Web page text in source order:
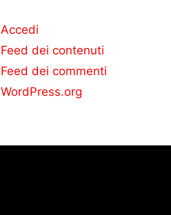
Accedi
Feed dei contenuti
Feed dei commenti
WordPress.org